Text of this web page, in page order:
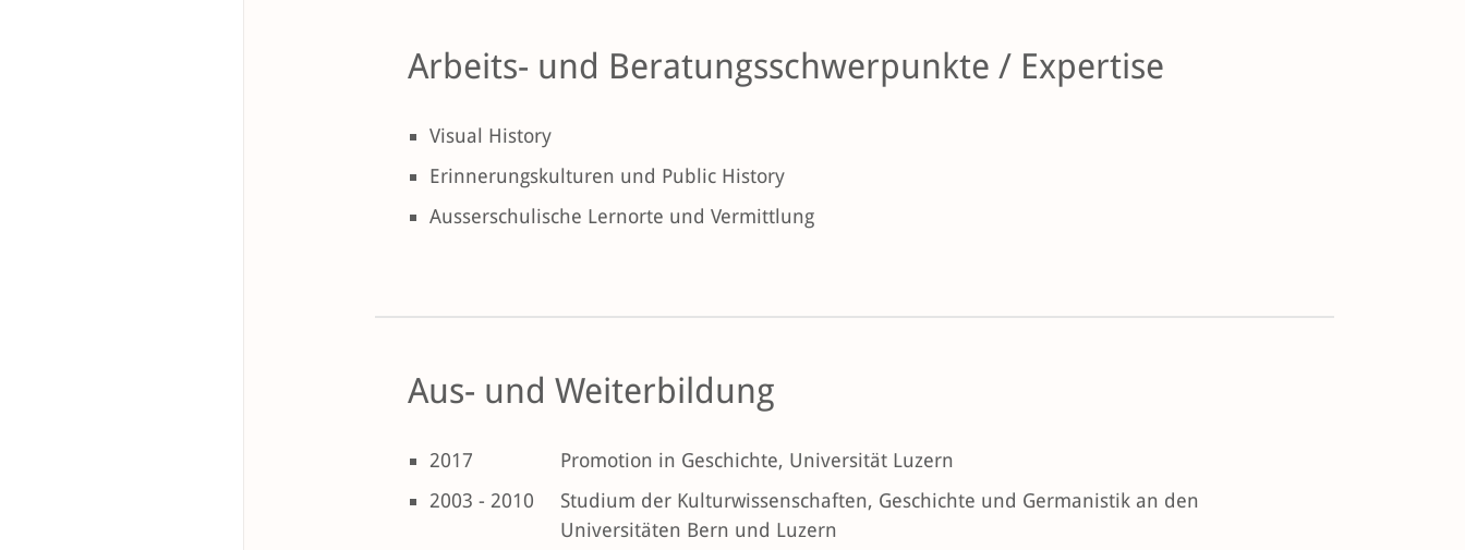
Arbeits- und Beratungsschwerpunkte / Expertise
Visual History
Erinnerungskulturen und Public History
Ausserschulische Lernorte und Vermittlung
Aus- und Weiterbildung
2017
Promotion in Geschichte, Universität Luzern
2003 - 2010
Studium der Kulturwissenschaften, Geschichte und Germanistik an den
Universitäten Bern und Luzern